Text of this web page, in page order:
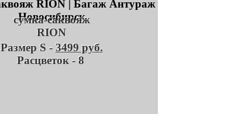
сумка-саквояж
RION
Размер S - 3499 руб.
Расцветок - 8